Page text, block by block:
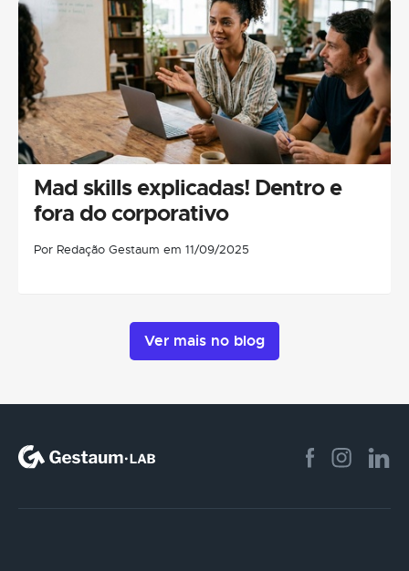
Mad skills explicadas! Dentro e
fora do corporativo
Por Redação Gestaum em 11/09/2025
Ver mais no blog